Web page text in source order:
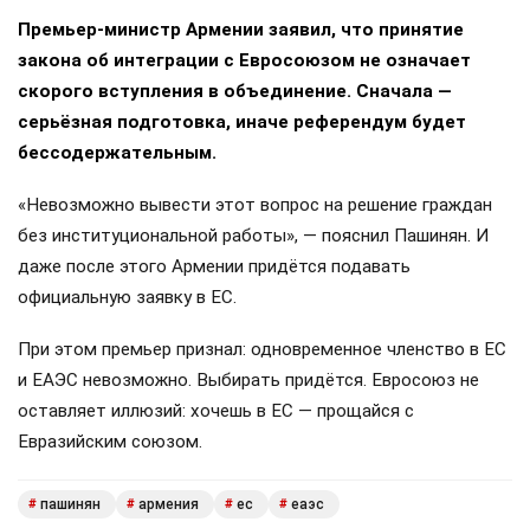
Премьер-министр Армении заявил, что принятие
закона об интеграции с Евросоюзом не означает
скорого вступления в объединение. Сначала —
серьёзная подготовка, иначе референдум будет
бессодержательным.
«Невозможно вывести этот вопрос на решение граждан
без институциональной работы», — пояснил Пашинян. И
даже после этого Армении придётся подавать
официальную заявку в ЕС.
При этом премьер признал: одновременное членство в ЕС
и ЕАЭС невозможно. Выбирать придётся. Евросоюз не
оставляет иллюзий: хочешь в ЕС — прощайся с
Евразийским союзом.
# пашинян # армения # ес # еаэс